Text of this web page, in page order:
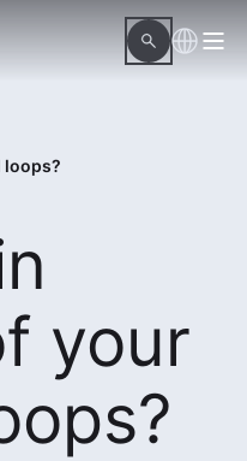
loops?
your